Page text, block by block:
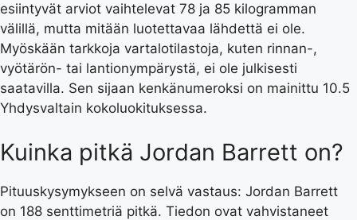
esiintyvät arviot vaihtelevat 78 ja 85 kilogramman
välillä, mutta mitään luotettavaa lähdettä ei ole.
Myöskään tarkkoja vartalotilastoja, kuten rinnan-,
vyötärön- tai lantionympärystä, ei ole julkisesti
saatavilla. Sen sijaan kenkänumeroksi on mainittu 10.5
Yhdysvaltain kokoluokituksessa.
Kuinka pitkä Jordan Barrett on?
Pituuskysymykseen on selvä vastaus: Jordan Barrett
on 188 senttimetriä pitkä. Tiedon ovat vahvistaneet